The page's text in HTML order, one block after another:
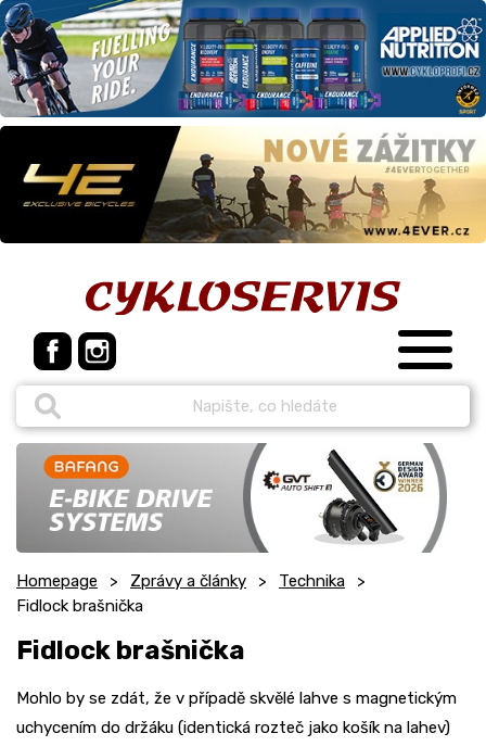
Homepage Zprávy a články
Technika
Fidlock brašnička
Fidlock brašnička
Mohlo by se zdát, že v případě skvělé lahve s magnetickým
uchycením do držáku (identická rozteč jako košík na lahev)